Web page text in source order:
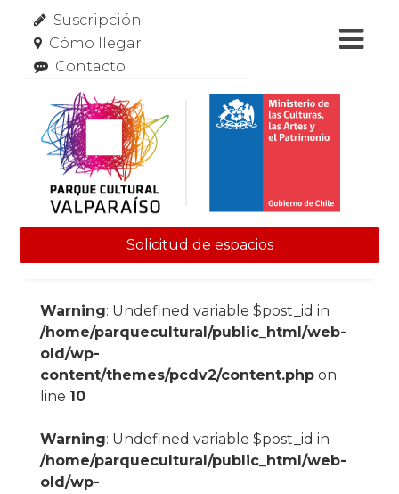
Suscripción
Cómo llegar
Contacto
Solicitud de espacios
Warning: Undefined variable $post_id in
/home/parquecultural/public_html/web-
old/wp-
content/themes/pcdv2/content.phpon
line 10
Warning: Undefined variable $post_id in
/home/parquecultural/public_html/web-
old/wp-